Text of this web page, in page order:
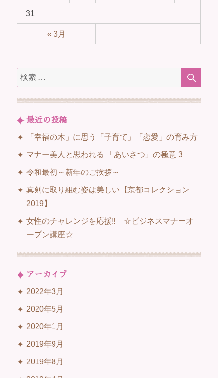
« 3月
31
検
索
対
象:
最近の投稿
「幸福の木」に思う「子育て」「恋愛」の育み方
マナー美人と思われる 「あいさつ」の極意 3
令和最初～新年のご挨拶～
真剣に取り組む姿は美しい【京都コレクション
2019】
女性のチャレンジを応援‼ ☆ビジネスマナーオ
ープン講座☆
アーカイブ
2022年3月
2020年5月
2020年1月
2019年9月
2019年8月